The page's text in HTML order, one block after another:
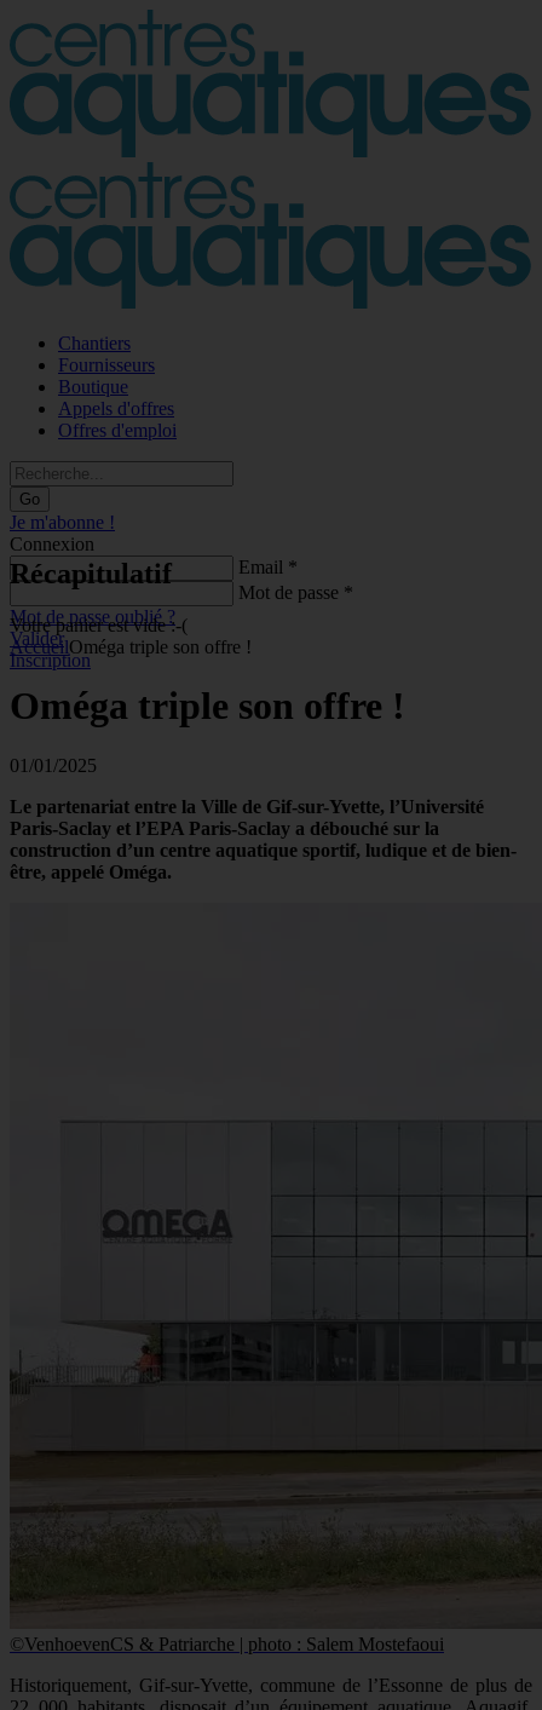
Chantiers
Fournisseurs
Boutique
Appels d'offres
Offres d'emploi
Go
Je m'abonne !
Connexion
Email *
Mot de passe *
Mot de passe oublié ?
Valider
Inscription
Récapitulatif
Votre panier est vide :-(
AccueilOméga triple son offre !
Oméga triple son offre !
01/01/2025
Le partenariat entre la Ville de Gif-sur-Yvette, l’Université
Paris-Saclay et l’EPA Paris-Saclay a débouché sur la
construction d’un centre aquatique sportif, ludique et de bien-
être, appelé Oméga.
©VenhoevenCS & Patriarche | photo : Salem Mostefaoui
Historiquement, Gif-sur-Yvette, commune de l’Essonne de plus de